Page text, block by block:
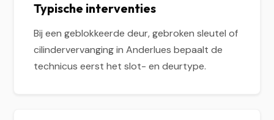
Typische interventies
Bij een geblokkeerde deur, gebroken sleutel of
cilindervervanging in Anderlues bepaalt de
technicus eerst het slot- en deurtype.